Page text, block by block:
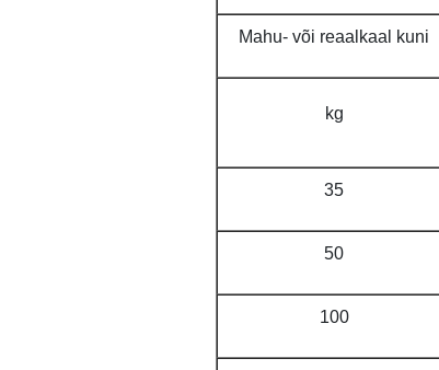
Mahu- või reaalkaal kuni
kg
35
50
100